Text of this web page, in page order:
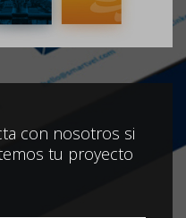
con nosotros si
tu proyecto